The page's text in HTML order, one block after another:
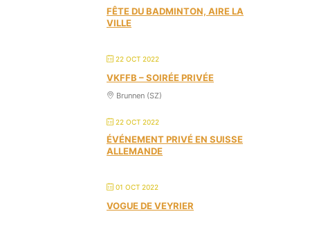
FÊTE DU BADMINTON, AIRE LA
VILLE
22 OCT 2022
VKFFB – SOIRÉE PRIVÉE
Brunnen (SZ)
22 OCT 2022
ÉVÉNEMENT PRIVÉ EN SUISSE
ALLEMANDE
01 OCT 2022
VOGUE DE VEYRIER